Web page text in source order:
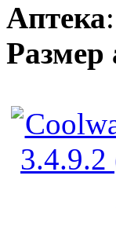
Аптека
Размер